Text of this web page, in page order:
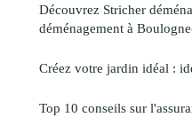
Découvrez Stricher
déménagement à
Créez votre jardin idéal :
Top 10 conseils sur